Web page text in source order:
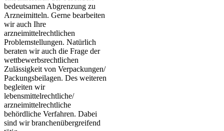
bedeutsamen Abgrenzung zu
Arzneimitteln. Gerne bearbeiten
wir auch Ihre
arzneimittelrechtlichen
Problemstellungen. Natürlich
beraten wir auch die Frage der
wettbewerbsrechtlichen
Zulässigkeit von Verpackungen/
Packungsbeilagen. Des weiteren
begleiten wir
lebensmittelrechtliche/
arzneimittelrechtliche
behördliche Verfahren. Dabei
sind wir branchenübergreifend